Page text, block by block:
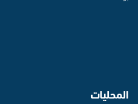
المحليات